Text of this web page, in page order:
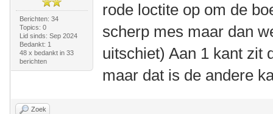
Berichten: 34
Topics: 0
Lid sinds: Sep 2024
Bedankt: 1
48 x bedankt in 33
berichten
rode loctite op om de
scherp mes maar dan
uitschiet) Aan 1 kant zit
maar dat is de andere
Zoek